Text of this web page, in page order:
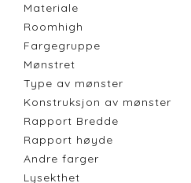
Materiale
Roomhigh
Fargegruppe
Mønstret
Type av mønster
Konstruksjon av mønster
Rapport Bredde
Rapport høyde
Andre farger
Lysekthet